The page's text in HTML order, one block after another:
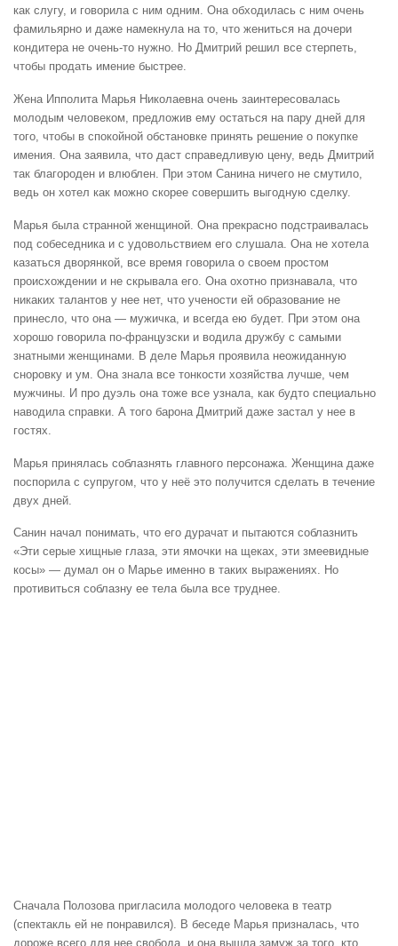
как слугу, и говорила с ним одним. Она обходилась с ним очень
фамильярно и даже намекнула на то, что жениться на дочери
кондитера не очень-то нужно. Но Дмитрий решил все стерпеть,
чтобы продать имение быстрее.
Жена Ипполита Марья Николаевна очень заинтересовалась
молодым человеком, предложив ему остаться на пару дней для
того, чтобы в спокойной обстановке принять решение о покупке
имения. Она заявила, что даст справедливую цену, ведь Дмитрий
так благороден и влюблен. При этом Санина ничего не смутило,
ведь он хотел как можно скорее совершить выгодную сделку.
Марья была странной женщиной. Она прекрасно подстраивалась
под собеседника и с удовольствием его слушала. Она не хотела
казаться дворянкой, все время говорила о своем простом
происхождении и не скрывала его. Она охотно признавала, что
никаких талантов у нее нет, что учености ей образование не
принесло, что она — мужичка, и всегда ею будет. При этом она
хорошо говорила по-французски и водила дружбу с самыми
знатными женщинами. В деле Марья проявила неожиданную
сноровку и ум. Она знала все тонкости хозяйства лучше, чем
мужчины. И про дуэль она тоже все узнала, как будто специально
наводила справки. А того барона Дмитрий даже застал у нее в
гостях.
Марья принялась соблазнять главного персонажа. Женщина даже
поспорила с супругом, что у неё это получится сделать в течение
двух дней.
Санин начал понимать, что его дурачат и пытаются соблазнить
«Эти серые хищные глаза, эти ямочки на щеках, эти змеевидные
косы» — думал он о Марье именно в таких выражениях. Но
противиться соблазну ее тела была все труднее.
Сначала Полозова пригласила молодого человека в театр
(спектакль ей не понравился). В беседе Марья призналась, что
дороже всего для нее свобода, и она вышла замуж за того, кто